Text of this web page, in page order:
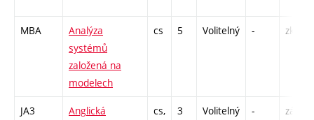
MBA
Analýza
systémů
založená na
modelech
cs 5 Volitelný - zk
JA3
Anglická
cs,
3 Volitelný - zá,zk